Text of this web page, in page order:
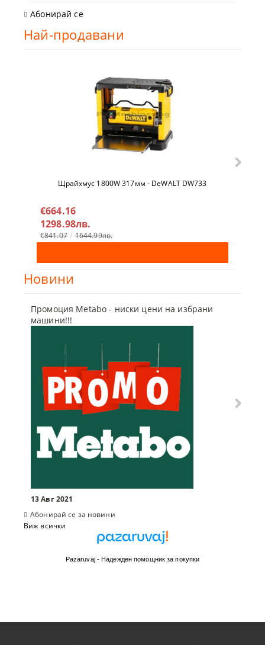
Абонирай се
Най-продавани
Щрайхмус 1800W 317мм - DeWALT DW733
€664.16
1298.98лв.
€841.07 1644.99лв.
Новини
Промоция Metabo - ниски цени на избрани
машини!!!
13 Авг 2021
Абонирай се за новини
Виж всички
Pazaruvaj - Надежден помощник за покупки